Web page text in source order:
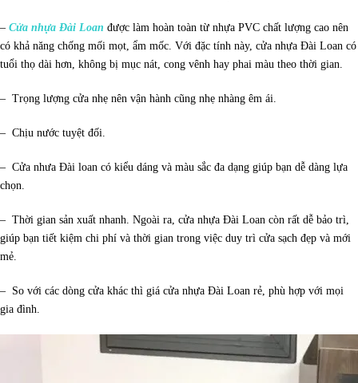
– Cửa nhựa Đài Loan được làm hoàn toàn từ nhựa PVC chất lượng cao nên
có khả năng chống mối mọt, ẩm mốc. Với đặc tính này, cửa nhựa Đài Loan có
tuổi thọ dài hơn, không bị mục nát, cong vênh hay phai màu theo thời gian.
– Trọng lượng cửa nhẹ nên vận hành cũng nhẹ nhàng êm ái.
– Chịu nước tuyệt đối.
– Cửa nhưa Đài loan có kiểu dáng và màu sắc đa dạng giúp bạn dễ dàng lựa
chọn.
– Thời gian sản xuất nhanh. Ngoài ra, cửa nhựa Đài Loan còn rất dễ bảo trì,
giúp bạn tiết kiệm chi phí và thời gian trong việc duy trì cửa sạch đẹp và mới
mẻ.
– So với các dòng cửa khác thì giá cửa nhựa Đài Loan rẻ, phù hợp với mọi
gia đình.